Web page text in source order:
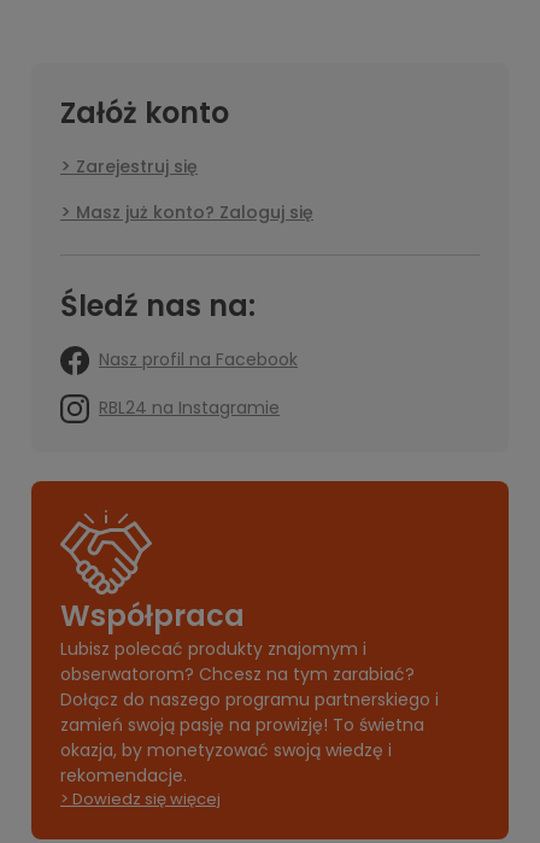
Załóż konto
Zarejestruj się
Masz już konto? Zaloguj się
Śledź nas na:
Nasz profil na Facebook
RBL24 na Instagramie
Współpraca
Lubisz polecać produkty znajomym i
obserwatorom? Chcesz na tym zarabiać?
Dołącz do naszego programu partnerskiego i
zamień swoją pasję na prowizję! To świetna
okazja, by monetyzować swoją wiedzę i
rekomendacje.
> Dowiedz się więcej